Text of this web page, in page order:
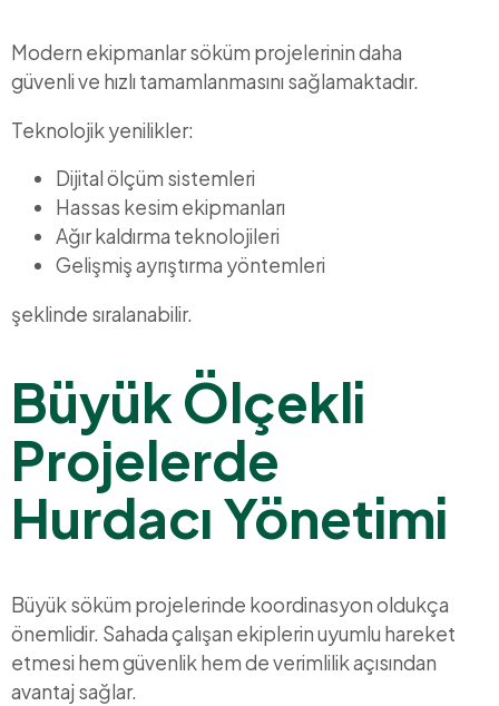
Modern ekipmanlar söküm projelerinin daha
güvenli ve hızlı tamamlanmasını sağlamaktadır.
Teknolojik yenilikler:
Dijital ölçüm sistemleri
Hassas kesim ekipmanları
Ağır kaldırma teknolojileri
Gelişmiş ayrıştırma yöntemleri
şeklinde sıralanabilir.
Büyük Ölçekli
Projelerde
Hurdacı Yönetimi
Büyük söküm projelerinde koordinasyon oldukça
önemlidir. Sahada çalışan ekiplerin uyumlu hareket
etmesi hem güvenlik hem de verimlilik açısından
avantaj sağlar.